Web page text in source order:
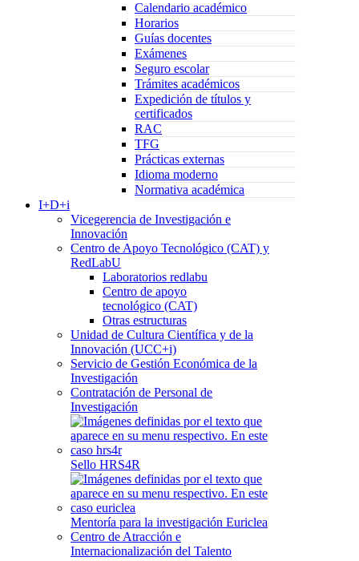
Calendario académico
Horarios
Guías docentes
Exámenes
Seguro escolar
Trámites académicos
Expedición de títulos y
certificados
RAC
TFG
Prácticas externas
Idioma moderno
Normativa académica
I+D+i
Vicegerencia de Investigación e
Innovación
Centro de Apoyo Tecnológico (CAT) y
RedLabU
Laboratorios redlabu
Centro de apoyo
tecnológico (CAT)
Otras estructuras
Unidad de Cultura Científica y de la
Innovación (UCC+i)
Servicio de Gestión Económica de la
Investigación
Contratación de Personal de
Investigación
Sello HRS4R
Mentoría para la investigación Euriclea
Centro de Atracción e
Internacionalización del Talento